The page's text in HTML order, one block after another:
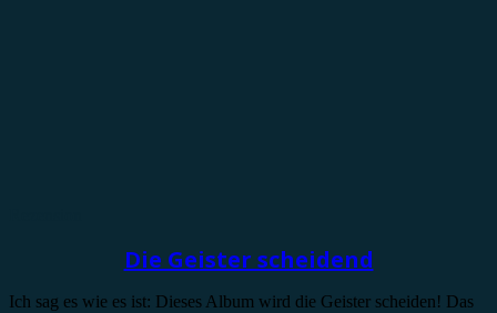
Die Geister scheidend
Ich sag es wie es ist: Dieses Album wird die Geister scheiden! Das